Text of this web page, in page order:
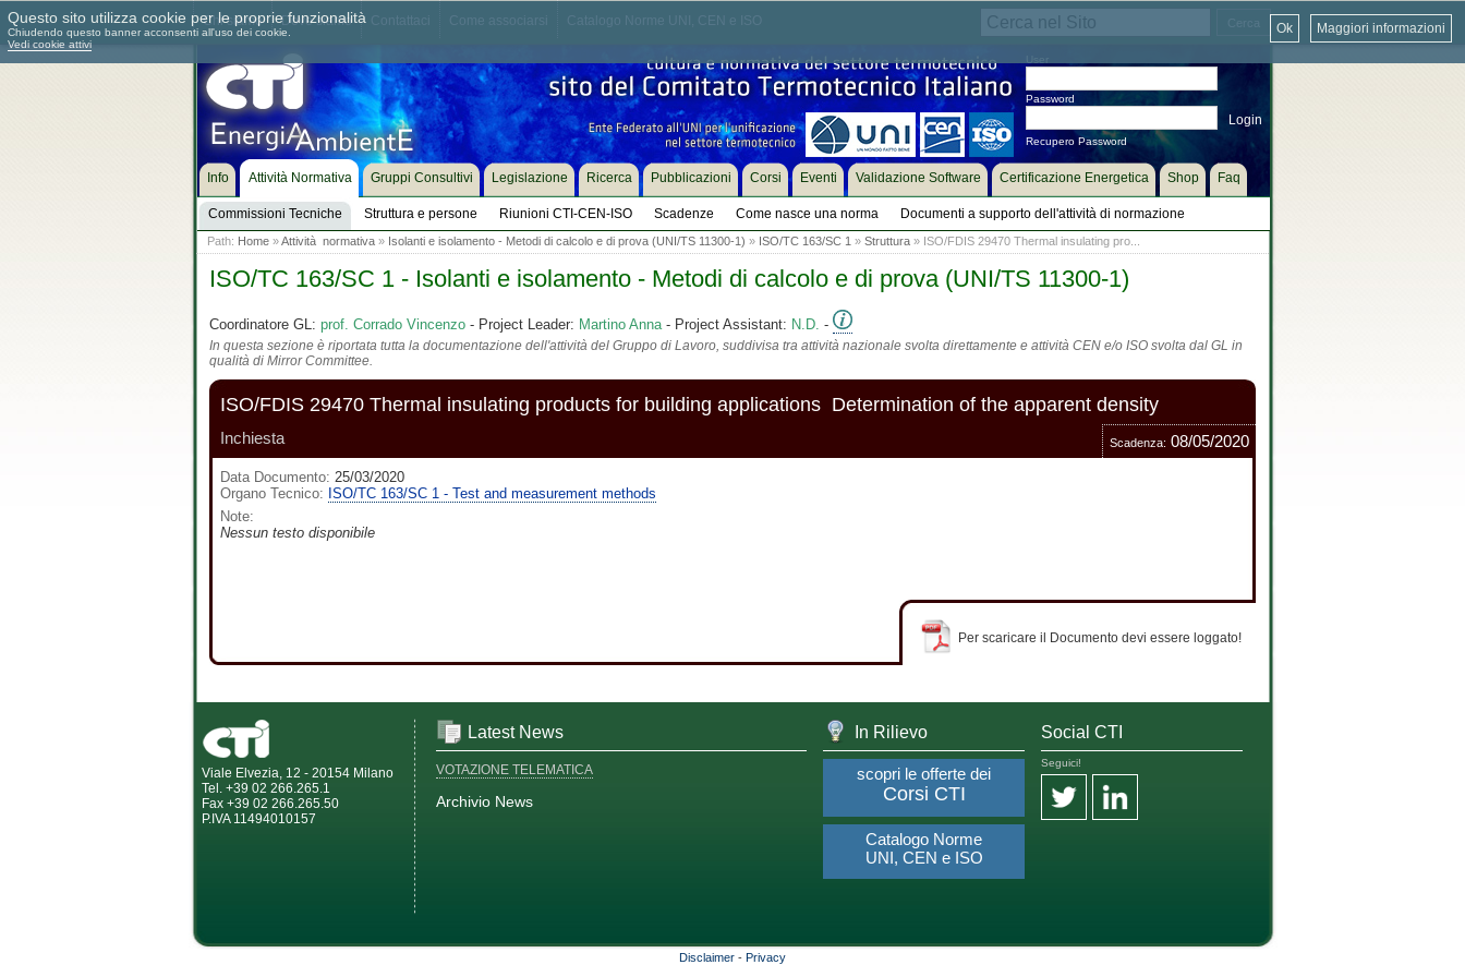
Chi siamo Dove siamo
Password
Recupero Password
Info Attività Normativa
Commissioni Tecniche Struttura e persone Riunioni CTI-CEN-ISO Scadenze Come nasce una norma Documenti a supporto dell'attività di normazione
Gruppi Consultivi Legislazione Ricerca Pubblicazioni Corsi Eventi Validazione Software Certificazione Energetica Shop Faq
Path: Home»Attività normativa» Isolanti e isolamento - Metodi di calcolo e di prova (UNI/TS 11300-1) » ISO/TC 163/SC 1 » Struttura» ISO/FDIS 29470 Thermal insulating pro...
ISO/TC 163/SC 1 - Isolanti e isolamento - Metodi di calcolo e di prova (UNI/TS 11300-1)
Coordinatore GL: prof. Corrado Vincenzo- Project Leader: Martino Anna- Project Assistant: N.D. -
In questa sezione è riportata tutta la documentazione dell'attività del Gruppo di Lavoro, suddivisa tra attività nazionale svolta direttamente e attività CEN e/o ISO svolta dal GL in
qualità di Mirror Committee.
ISO/FDIS 29470 Thermal insulating products for building applications  Determination of the apparent density
Inchiesta Scadenza: 08/05/2020
Data Documento: 25/03/2020
Organo Tecnico: ISO/TC 163/SC 1 - Test and measurement methods
Note:
Nessun testo disponibile
Per scaricare il Documento devi essere loggato!
Viale Elvezia, 12 - 20154 Milano
Tel. +39 02 266.265.1
Fax +39 02 266.265.50
P.IVA 11494010157
Latest News
VOTAZIONE TELEMATICA
Archivio News
In Rilievo
scopri le offerte dei
Corsi CTI
Catalogo Norme
UNI, CEN e ISO
Social CTI
Seguici!
Disclaimer - Privacy
Questo sito utilizza cookie per le proprie funzionalità
Chiudendo questo banner acconsenti all'uso dei cookie.
Vedi cookie attivi
Maggiori informazioni
Ok